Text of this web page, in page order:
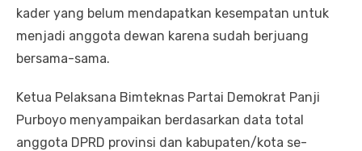
kader yang belum mendapatkan kesempatan untuk
menjadi anggota dewan karena sudah berjuang
bersama-sama.
Ketua Pelaksana Bimteknas Partai Demokrat Panji
Purboyo menyampaikan berdasarkan data total
anggota DPRD provinsi dan kabupaten/kota se-